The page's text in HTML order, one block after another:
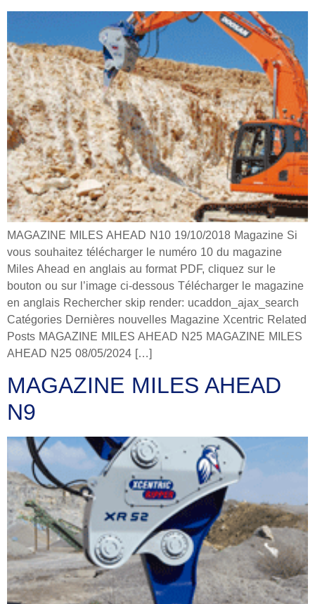
MAGAZINE MILES AHEAD N10 19/10/2018 Magazine Si
vous souhaitez télécharger le numéro 10 du magazine
Miles Ahead en anglais au format PDF, cliquez sur le
bouton ou sur l’image ci-dessous Télécharger le magazine
en anglais Rechercher skip render: ucaddon_ajax_search
Catégories Dernières nouvelles Magazine Xcentric Related
Posts MAGAZINE MILES AHEAD N25 MAGAZINE MILES
AHEAD N25 08/05/2024 […]
MAGAZINE MILES AHEAD
N9